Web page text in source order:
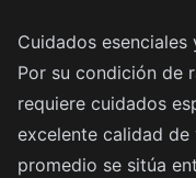
Cuidados esenciales
Por su condición de
requiere cuidados
excelente calidad de
promedio se sitúa